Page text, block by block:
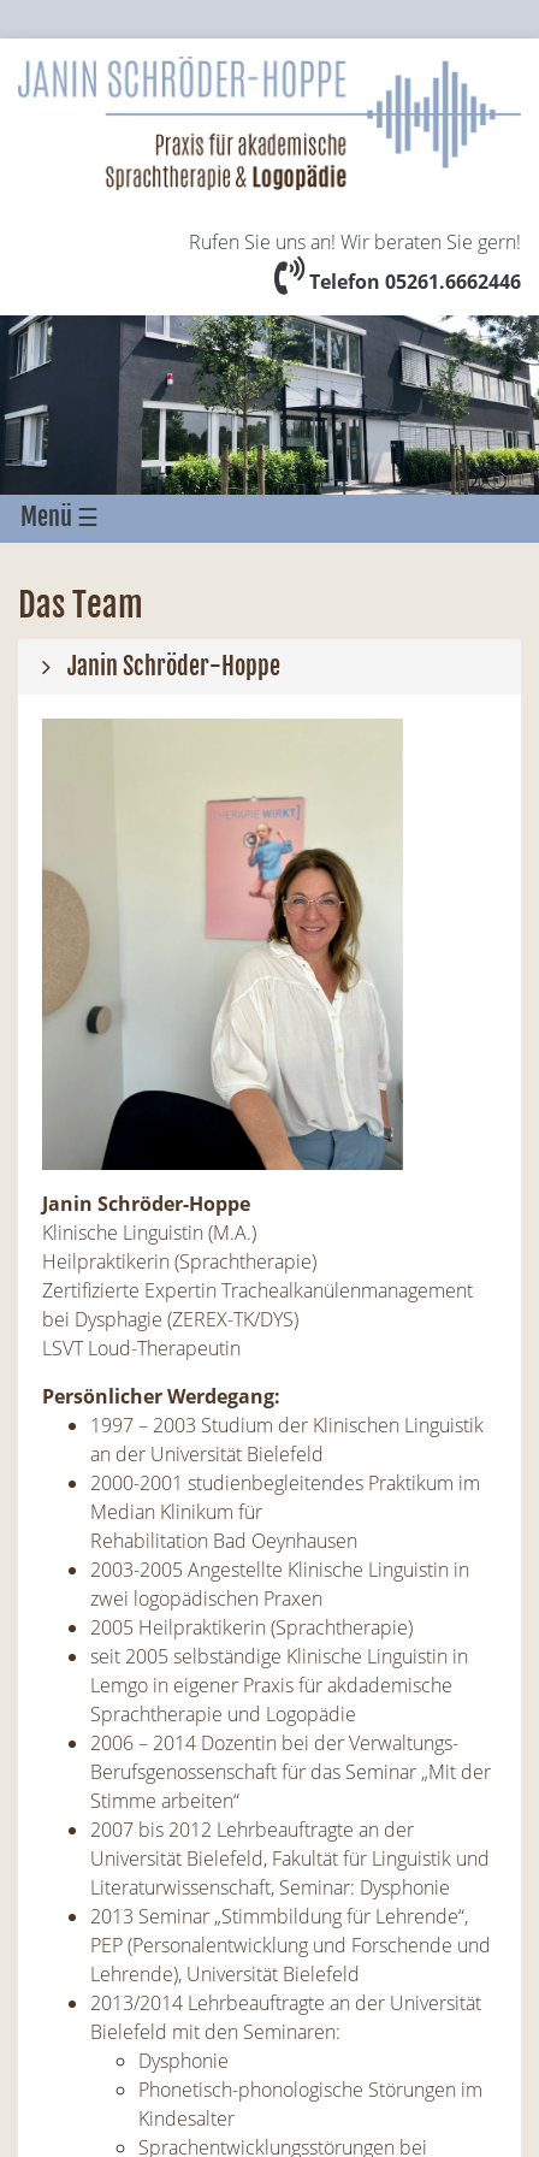
Rufen Sie uns an! Wir beraten Sie gern!
Telefon 05261.6662446
Menü ☰
Das Team
Janin Schröder-Hoppe
Janin Schröder-Hoppe
Klinische Linguistin (M.A.)
Heilpraktikerin (Sprachtherapie)
Zertifizierte Expertin Trachealkanülenmanagement
bei Dysphagie (ZEREX-TK/DYS)
LSVT Loud-Therapeutin
Persönlicher Werdegang:
1997 – 2003 Studium der Klinischen Linguistik
an der Universität Bielefeld
2000-2001 studienbegleitendes Praktikum im
Median Klinikum für
Rehabilitation Bad Oeynhausen
2003-2005 Angestellte Klinische Linguistin in
zwei logopädischen Praxen
2005 Heilpraktikerin (Sprachtherapie)
seit 2005 selbständige Klinische Linguistin in
Lemgo in eigener Praxis für akdademische
Sprachtherapie und Logopädie
2006 – 2014 Dozentin bei der Verwaltungs-
Berufsgenossenschaft für das Seminar „Mit der
Stimme arbeiten“
2007 bis 2012 Lehrbeauftragte an der
Universität Bielefeld, Fakultät für Linguistik und
Literaturwissenschaft, Seminar: Dysphonie
2013 Seminar „Stimmbildung für Lehrende“,
PEP (Personalentwicklung und Forschende und
Lehrende), Universität Bielefeld
2013/2014 Lehrbeauftragte an der Universität
Bielefeld mit den Seminaren:
Dysphonie
Phonetisch-phonologische Störungen im
Kindesalter
Sprachentwicklungsstörungen bei